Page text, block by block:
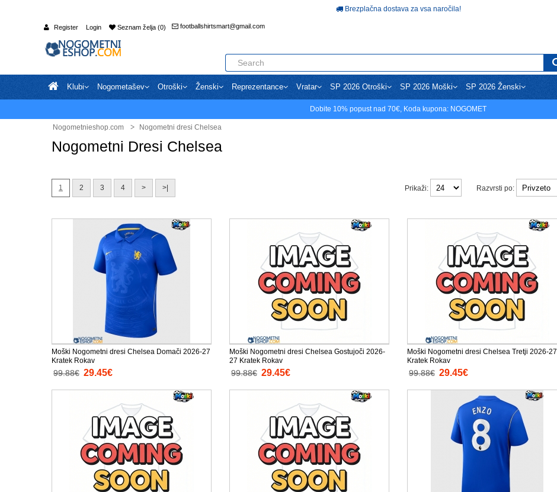
Brezplačna dostava za vsa naročila!
Register Login Seznam želja (0) footballshirtsmart@gmail.com
Klubi Nogometašev Otroški Ženski Reprezentance Vratar SP 2026 Otroški SP 2026 Moški SP 2026 Ženski
Dobite 10% popust nad 70€, Koda kupona: NOGOMET
Nogometnieshop.com Nogometni dresi Chelsea
Nogometni Dresi Chelsea
1 2 3 4 > >| Razvrsti po:
Prikaži:
Moški Nogometni dresi Chelsea Domači 2026-27
Kratek Rokav
99.88€ 29.45€
Moški Nogometni dresi Chelsea Gostujoči 2026-
27 Kratek Rokav
99.88€ 29.45€
Moški Nogometni dresi Chelsea Tretji 2026-27
Kratek Rokav
99.88€ 29.45€